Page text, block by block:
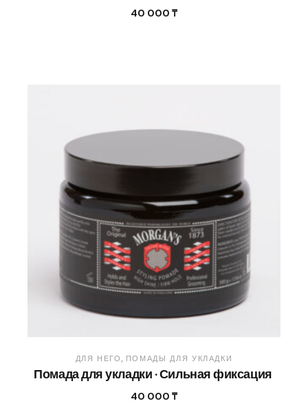
40 000 ₸
ДЛЯ НЕГО ПОМАДЫ ДЛЯ УКЛАДКИ
Помада для укладки · Сильная фиксация
40 000 ₸